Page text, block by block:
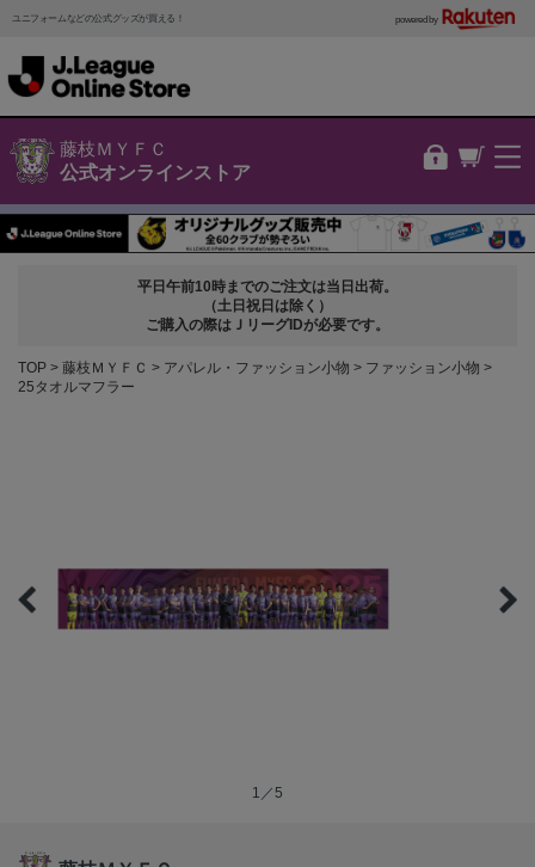
ユニフォームなどの公式グッズが買える！ powered by
藤枝ＭＹＦＣ
公式オンラインストア
平日午前10時までのご注文は当日出荷。
（土日祝日は除く）
ご購入の際はＪリーグIDが必要です。
TOP 藤枝ＭＹＦＣ アパレル・ファッション小物
ファッション小物
25タオルマフラー
1／5